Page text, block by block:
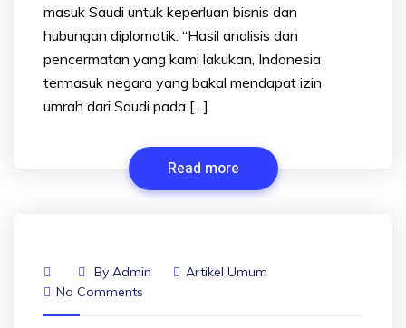
masuk Saudi untuk keperluan bisnis dan
hubungan diplomatik. “Hasil analisis dan
pencermatan yang kami lakukan, Indonesia
termasuk negara yang bakal mendapat izin
umrah dari Saudi pada […]
Read more
By Admin
Artikel Umum
No Comments